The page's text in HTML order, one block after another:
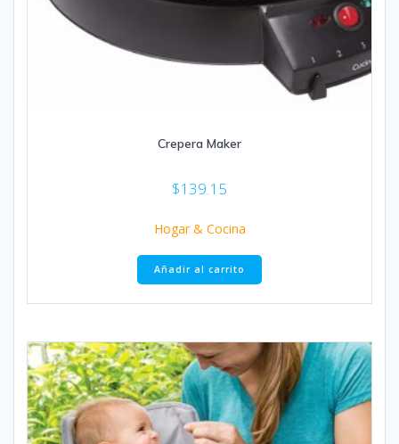
Crepera Maker
$139.15
Hogar & Cocina
Añadir al carrito